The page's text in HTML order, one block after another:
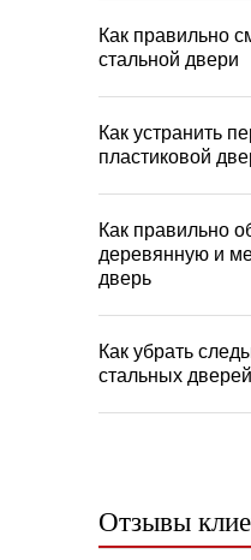
Как правильно
стальной двери
Как устранить
пластиковой
Как правильно
деревянную и
дверь
Как убрать
стальных дверей
Отзывы